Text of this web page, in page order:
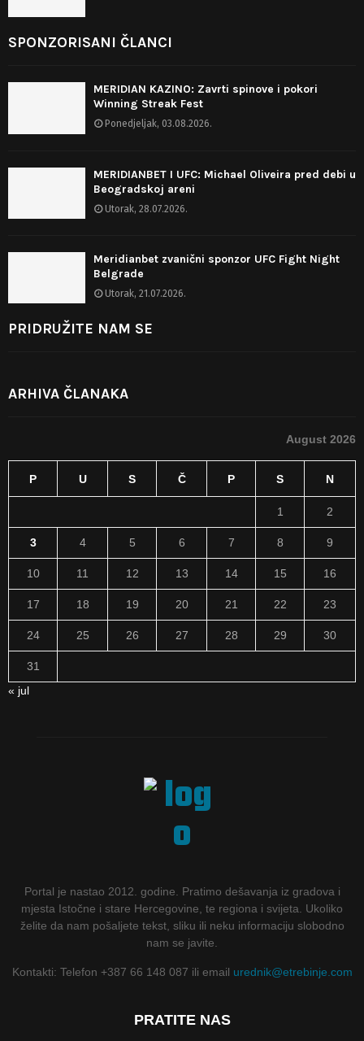
SPONZORISANI ČLANCI
MERIDIAN KAZINO: Zavrti spinove i pokori
Winning Streak Fest
Ponedjeljak, 03.08.2026.
MERIDIANBET I UFC: Michael Oliveira pred debi u
Beogradskoj areni
Utorak, 28.07.2026.
Meridianbet zvanični sponzor UFC Fight Night
Belgrade
Utorak, 21.07.2026.
PRIDRUŽITE NAM SE
ARHIVA ČLANAKA
August 2026
P U S Č P S N
1 2
3 4 5 6 7 8 9
10 11 12 13 14 15 16
17 18 19 20 21 22 23
24 25 26 27 28 29 30
31
« jul
Portal je nastao 2012. godine. Pratimo dešavanja iz gradova i
mjesta Istočne i stare Hercegovine, te regiona i svijeta. Ukoliko
želite da nam pošaljete tekst, sliku ili neku informaciju slobodno
nam se javite.
Kontakti: Telefon +387 66 148 087 ili email urednik@etrebinje.com
PRATITE NAS